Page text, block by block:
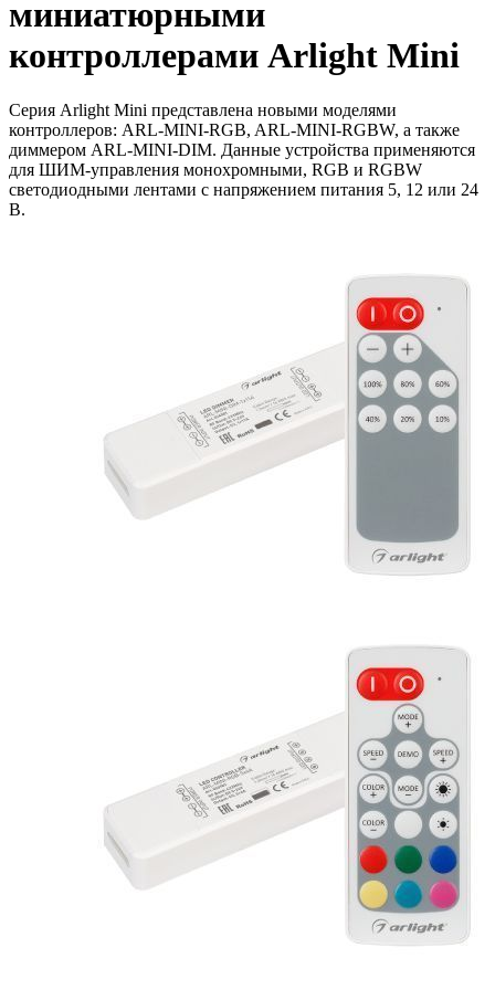
миниатюрными
контроллерами Arlight Mini
Серия Arlight Mini представлена новыми моделями
контроллеров: ARL-MINI-RGB, ARL-MINI-RGBW, а также
диммером ARL-MINI-DIM. Данные устройства применяются
для ШИМ-управления монохромными, RGB и RGBW
светодиодными лентами с напряжением питания 5, 12 или 24
В.